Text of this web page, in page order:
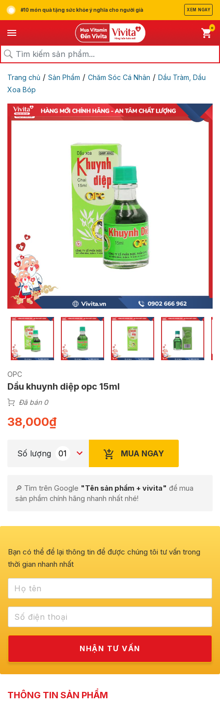
#10 món quà tặng sức khỏe ý nghĩa cho người già XEM NGAY
0
Trang chủ / Sản Phẩm / Chăm Sóc Cá Nhân / Dầu Tràm, Dầu
Xoa Bóp
OPC
Dầu khuynh diệp opc 15ml
Đã bán 0
38,000₫
Số lượng MUA NGAY
🔎 Tìm trên Google "Tên sản phẩm + vivita" để mua
sản phẩm chính hãng nhanh nhất nhé!
Bạn có thể để lại thông tin để được chúng tôi tư vấn trong
thời gian nhanh nhất
THÔNG TIN SẢN PHẨM